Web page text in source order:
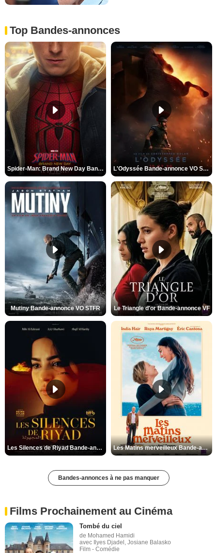
Top Bandes-annonces
Spider-Man: Brand New Day Bande-annonce VO STFR L'Odyssée Bande-annonce VO STFR
Mutiny Bande-annonce VO STFR Le Triangle d'or Bande-annonce VF
Les Silences de Riyad Bande-annonce VO STFR Les Matins merveilleux Bande-annonce VF
Bandes-annonces à ne pas manquer
Films Prochainement au Cinéma
Tombé du ciel
de Mohamed Hamidi
avec Ilyes Djadel, Josiane Balasko
Film - Comédie